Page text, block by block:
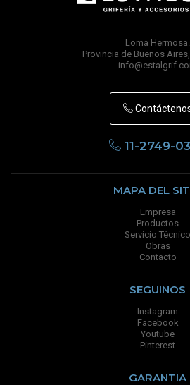
Loma Hermosa.
Provincia de Buenos
11-2749-
MAPA DEL
Empresa
Productos
Servicio Técnico
Obras
Contacto
SEGUINOS
Instagram
Facebook
Youtube
Pinterest
GARANTIA